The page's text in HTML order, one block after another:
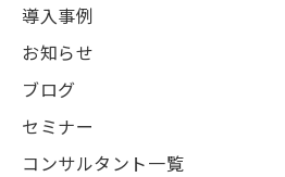
導入事例
お知らせ
ブログ
セミナー
コンサルタント一覧